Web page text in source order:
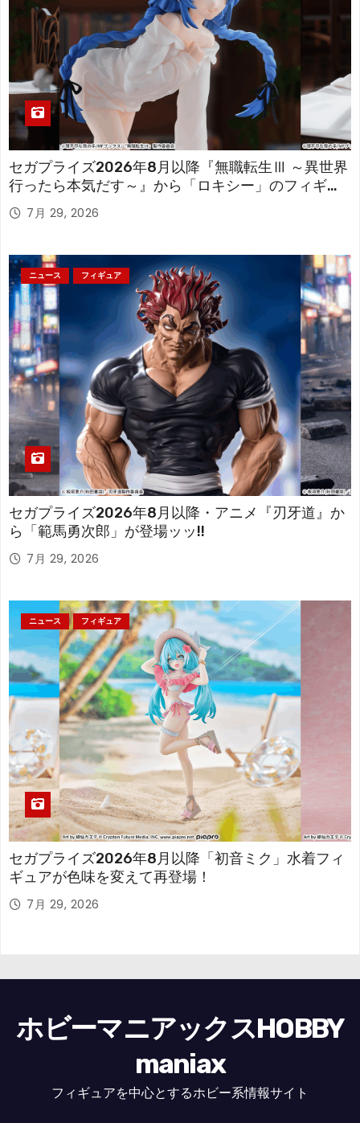
セガプライズ2026年8月以降『無職転生Ⅲ ～異世界
行ったら本気だす～』から「ロキシー」のフィギュ
アが登場！
7月 29, 2026
ニュース フィギュア
セガプライズ2026年8月以降・アニメ『刃牙道』か
ら「範馬勇次郎」が登場ッッ!!
7月 29, 2026
ニュース フィギュア
セガプライズ2026年8月以降「初音ミク」水着フィ
ギュアが色味を変えて再登場！
7月 29, 2026
ホビーマニアックスHOBBY
maniax
フィギュアを中心とするホビー系情報サイト